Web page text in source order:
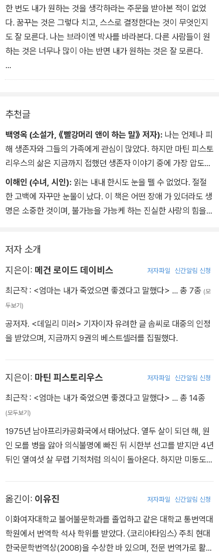
한 번도 내가 원하는 것을 생각하라는 주문을 받아본 적이 없었
다. 꿈꾸는 것은 그렇다 치고, 스스로 결정한다는 것이 무엇인지
도 잘 모른다. 나는 브라이엔 박사를 바라본다. 다른 사람들이 원
하는 것은 너무나 많이 아는 반면 내가 원하는 것은 잘 모른다.
하지만 박사의 말이 진실일까? 내 목소리도 생겼으니 스스로 결
어딘가에 한 번도 상상하지 못했던 자유가 있을지도 모른다고 깨
닫기 시작하는 중이다. 나는 내가 원하는 사람이 될 수도 있겠지
만, 그런 사람이 되기를 감히 꿈꿀 수 있을까?
추천글
백영옥 (소설가, 《빨강머리 앤이 하는 말》 저자): 나는 언제나 피
해 생존자와 그들의 가족에게 관심이 많았다. 하지만 마틴 피스토
리우스의 삶은 지금까지 접했던 생존자 이야기 중에 가장 압도적
이다. 이 책은 몸에 갇혀버린 사람이 스스로 몸 밖으로 나가는 힘
겨운 과정을 그린다. 잦은 실패를 겪으며 기어이 사랑하는 사람을
받아들이는 법, 내면의 공포와 싸우는 법, 자신의 한계를 인정하
력’이 될 것이다. 그러나 적어도 내게는 상처가 꽃이 되는 순서에
이해인 (수녀, 시인): 읽는 내내 한시도 눈을 뗄 수 없었다. 절절
한 고백에 자꾸만 눈물이 났다. 이 책은 어떤 장애 가 있더라도 생
명은 소중한 것이며, 불가능을 가능케 하는 진실한 사랑의 힘을
삶을 성찰하며 너무도 당연하게 여겨온 것들에서조차 깊은 감사
를 느끼지 않을 수 없었다. 또한 도움이 필요한 누군가에게 지극
쁨! 이것이 이 책이 독자에게 주는 또 하나의 값진 선물이다.
저자 소개
지은이: 메건 로이드 데이비스 저자파일 신간알림 신청
최근작 : <엄마는 내가 죽었으면 좋겠다고 말했다> … 총 7종 (모
두보기)
공저자. <데일리 미러> 기자이자 유려한 글 솜씨로 대중의 인정
을 받았으며, 지금까지 9권의 베스트셀러를 집필했다.
지은이: 마틴 피스토리우스 저자파일 신간알림 신청
최근작 : <엄마는 내가 죽었으면 좋겠다고 말했다> … 총 14종
(모두보기)
1975년 남아프리카공화국에서 태어났다. 열두 살이 되던 해, 원
인 모를 병을 앓아 의식불명에 빠진 뒤 시한부 선고를 받지만 4년
뒤인 열여섯 살 무렵 기적처럼 의식이 돌아온다. 하지만 미동도
자살 시도까지 했던 엄마가 마틴이 듣지 못하는 줄 알고 내뱉은
혼잣말이자 절규다. 그렇게 마틴이 몸에 갇힌 지 13년이 지난 어
느 날, 사려 깊은 한 간병인이 그가 완전히 의식을 되찾았음을 발
견한다. 마침내 눈짓으로 사물을 구별하고 의사소통이 가능하다
옮긴이: 이유진 저자파일 신간알림 신청
이화여자대학교 불어불문학과를 졸업하고 같은 대학교 통번역대
학원에서 번역학 석사 학위를 받았다. 〈코리아타임스〉 주최 현대
한국문학번역상(2008)을 수상한 바 있으며, 전문 번역가로 활동